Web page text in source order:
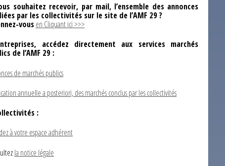
souhaitez recevoir, par mail, l’ensemble des annonces
par les collectivités sur le site de l’AMF 29 ?
vousen Cliquant ici >>>
accédez directement aux services marchés
de l’AMF 29 :
de marchés publics
annuelle a posteriori, des marchés conclus par les collectivités
:
à votre espace adhérent
la notice légale